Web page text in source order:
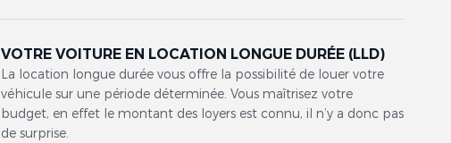
VOTRE VOITURE EN LOCATION LONGUE DURÉE (LLD)
La location longue durée vous offre la possibilité de louer votre
véhicule sur une période déterminée. Vous maîtrisez votre
budget, en effet le montant des loyers est connu, il n’y a donc pas
de surprise.